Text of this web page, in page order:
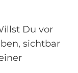
Du vor
sichtbar